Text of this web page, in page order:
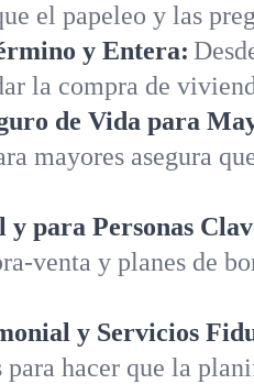
el papeleo y las
y Entera:
la compra de
de Vida para
mayores asegura
para Personas
venta y planes de
y Servicios
para hacer que la